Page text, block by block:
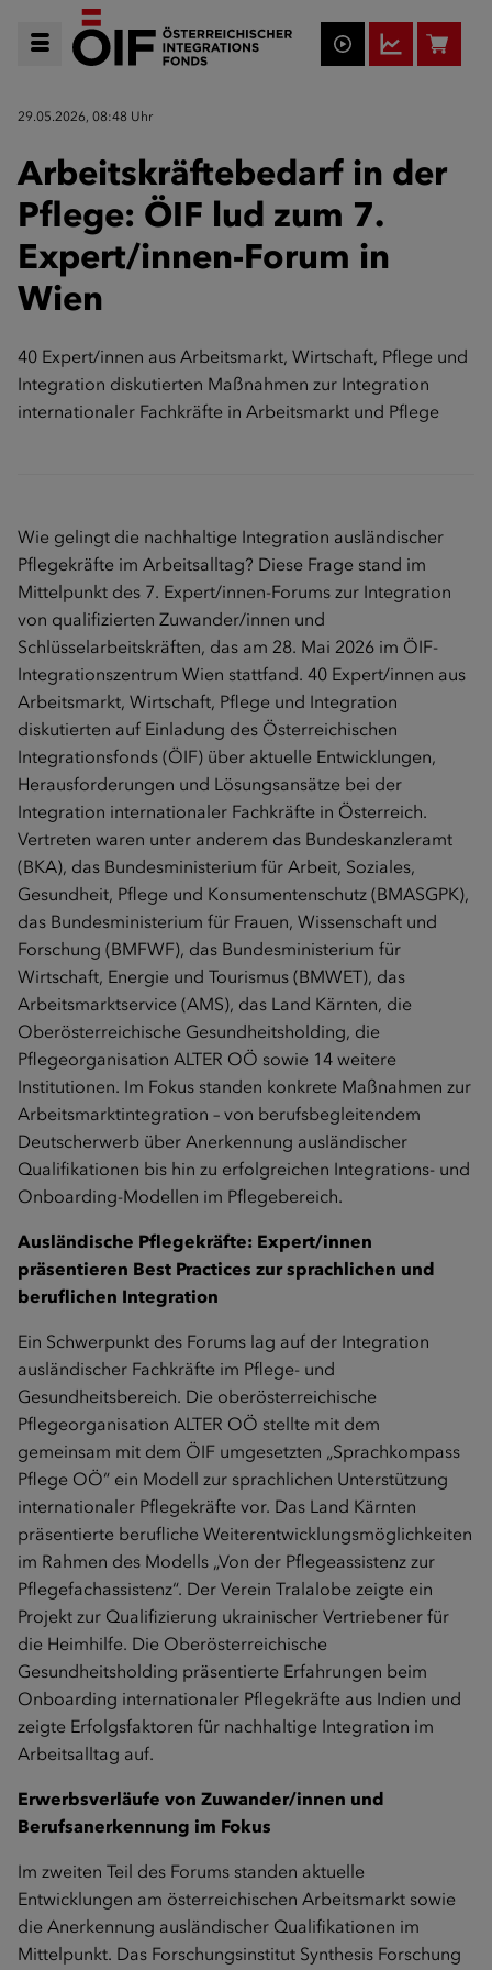
29.05.2026, 08:48 Uhr
Arbeitskräftebedarf in der
Pflege: ÖIF lud zum 7.
Expert/innen-Forum in
Wien
40 Expert/innen aus Arbeitsmarkt, Wirtschaft, Pflege und
Integration diskutierten Maßnahmen zur Integration
internationaler Fachkräfte in Arbeitsmarkt und Pflege
Wie gelingt die nachhaltige Integration ausländischer
Pflegekräfte im Arbeitsalltag? Diese Frage stand im
Mittelpunkt des 7. Expert/innen-Forums zur Integration
von qualifizierten Zuwander/innen und
Schlüsselarbeitskräften, das am 28. Mai 2026 im ÖIF-
Integrationszentrum Wien stattfand. 40 Expert/innen aus
Arbeitsmarkt, Wirtschaft, Pflege und Integration
diskutierten auf Einladung des Österreichischen
Integrationsfonds (ÖIF) über aktuelle Entwicklungen,
Herausforderungen und Lösungsansätze bei der
Integration internationaler Fachkräfte in Österreich.
Vertreten waren unter anderem das Bundeskanzleramt
(BKA), das Bundesministerium für Arbeit, Soziales,
Gesundheit, Pflege und Konsumentenschutz (BMASGPK),
das Bundesministerium für Frauen, Wissenschaft und
Forschung (BMFWF), das Bundesministerium für
Wirtschaft, Energie und Tourismus (BMWET), das
Arbeitsmarktservice (AMS), das Land Kärnten, die
Oberösterreichische Gesundheitsholding, die
Pflegeorganisation ALTER OÖ sowie 14 weitere
Institutionen. Im Fokus standen konkrete Maßnahmen zur
Arbeitsmarktintegration – von berufsbegleitendem
Deutscherwerb über Anerkennung ausländischer
Qualifikationen bis hin zu erfolgreichen Integrations- und
Onboarding-Modellen im Pflegebereich.
Ausländische Pflegekräfte: Expert/innen
präsentieren Best Practices zur sprachlichen und
beruflichen Integration
Ein Schwerpunkt des Forums lag auf der Integration
ausländischer Fachkräfte im Pflege- und
Gesundheitsbereich. Die oberösterreichische
Pflegeorganisation ALTER OÖ stellte mit dem
gemeinsam mit dem ÖIF umgesetzten „Sprachkompass
Pflege OÖ“ ein Modell zur sprachlichen Unterstützung
internationaler Pflegekräfte vor. Das Land Kärnten
präsentierte berufliche Weiterentwicklungsmöglichkeiten
im Rahmen des Modells „Von der Pflegeassistenz zur
Pflegefachassistenz“. Der Verein Tralalobe zeigte ein
Projekt zur Qualifizierung ukrainischer Vertriebener für
die Heimhilfe. Die Oberösterreichische
Gesundheitsholding präsentierte Erfahrungen beim
Onboarding internationaler Pflegekräfte aus Indien und
zeigte Erfolgsfaktoren für nachhaltige Integration im
Arbeitsalltag auf.
Erwerbsverläufe von Zuwander/innen und
Berufsanerkennung im Fokus
Im zweiten Teil des Forums standen aktuelle
Entwicklungen am österreichischen Arbeitsmarkt sowie
die Anerkennung ausländischer Qualifikationen im
Mittelpunkt. Das Forschungsinstitut Synthesis Forschung